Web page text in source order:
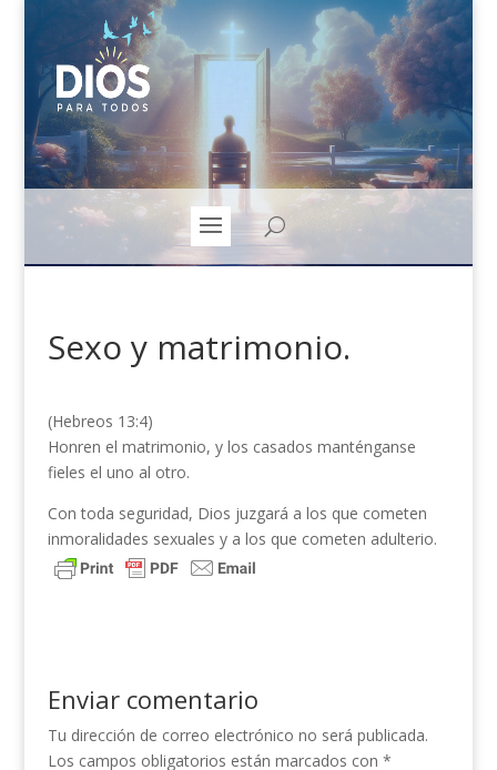
Sexo y matrimonio.
(Hebreos 13:4)
Honren el matrimonio, y los casados manténganse
fieles el uno al otro.
Con toda seguridad, Dios juzgará a los que cometen
inmoralidades sexuales y a los que cometen adulterio.
Enviar comentario
Tu dirección de correo electrónico no será publicada.
Los campos obligatorios están marcados con *